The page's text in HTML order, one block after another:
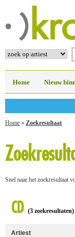
Home Nieuw
Home » Zoekresultaat
Snel naar het zoekresultaat
CD (3 zoekresultaten)
Artiest